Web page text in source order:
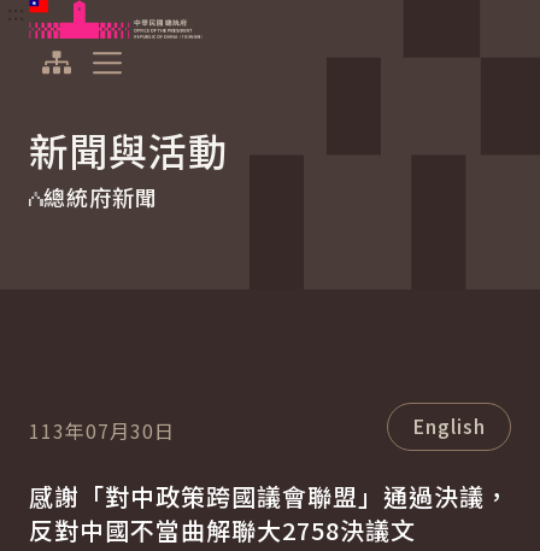
跳到主要內容
中華民國總統府
新聞與活動
總統府新聞
113年07月30日 English
感謝「對中政策跨國議會聯盟」通過決議，
反對中國不當曲解聯大2758決議文